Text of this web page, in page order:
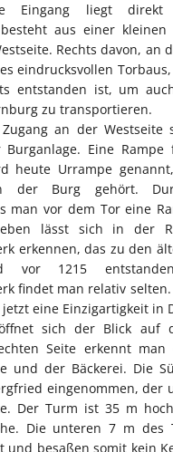
Eingang liegt direkt
aus einer
Rechts davon, an
eindrucksvollen
entstanden ist, um
zu transportieren.
an der Westseite
Burganlage. Eine
heute Urrampe
der Burg gehört.
man vor dem Tor eine
lässt sich in der
erkennen, das zu den
vor 1215
findet man relativ
eine Einzigartigkeit in
sich der Blick auf
Seite erkennt
und der Bäckerei. Die
eingenommen, der
Der Turm ist 35 m
Die unteren 7 m des
und besaßen somit kein